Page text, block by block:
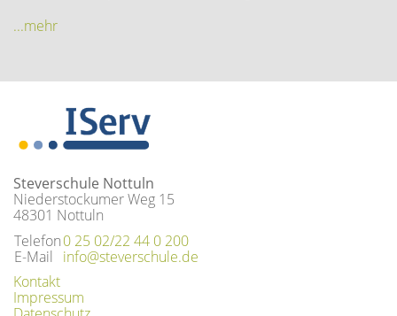
...mehr
Steverschule Nottuln
Niederstockumer Weg 15
48301 Nottuln
Telefon
E-Mail
0 25 02/22 44 0 200
info@steverschule.de
Kontakt
Impressum